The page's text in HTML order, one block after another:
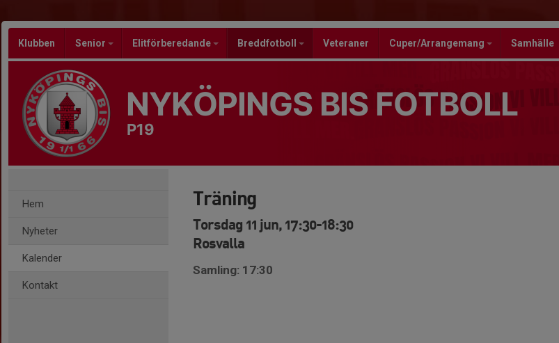
Klubben Senior Elitförberedande Breddfotboll Veteraner Cuper/Arrangemang Samhälle
NYKÖPINGS BIS FOTBOLL
P19
Hem
Nyheter
Kalender
Kontakt
Träning
Torsdag 11 jun, 17:30-18:30
Rosvalla
Samling: 17:30